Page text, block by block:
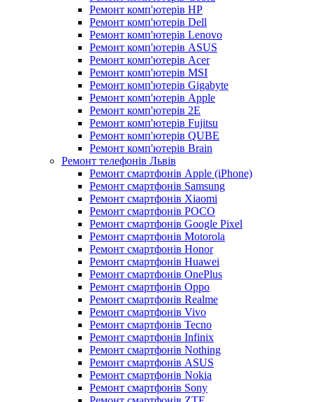
Ремонт комп'ютерів HP
Ремонт комп'ютерів Dell
Ремонт комп'ютерів Lenovo
Ремонт комп'ютерів ASUS
Ремонт комп'ютерів Acer
Ремонт комп'ютерів MSI
Ремонт комп'ютерів Gigabyte
Ремонт комп'ютерів Apple
Ремонт комп'ютерів 2E
Ремонт комп'ютерів Fujitsu
Ремонт комп'ютерів QUBE
Ремонт комп'ютерів Brain
Ремонт телефонів Львів
Ремонт смартфонів Apple (iPhone)
Ремонт смартфонів Samsung
Ремонт смартфонів Xiaomi
Ремонт смартфонів POCO
Ремонт смартфонів Google Pixel
Ремонт смартфонів Motorola
Ремонт смартфонів Honor
Ремонт смартфонів Huawei
Ремонт смартфонів OnePlus
Ремонт смартфонів Oppo
Ремонт смартфонів Realme
Ремонт смартфонів Vivo
Ремонт смартфонів Tecno
Ремонт смартфонів Infinix
Ремонт смартфонів Nothing
Ремонт смартфонів ASUS
Ремонт смартфонів Nokia
Ремонт смартфонів Sony